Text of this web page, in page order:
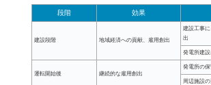
段階 効果
建設段階 地域経済への貢献、雇用創出
建設工事
出
発電所建
運転開始後 継続的な雇用創出
発電所の
周辺施設